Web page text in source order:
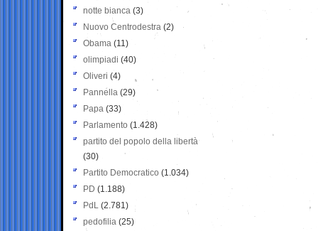
notte bianca (3)
Nuovo Centrodestra (2)
Obama (11)
olimpiadi (40)
Oliveri (4)
Pannella (29)
Papa (33)
Parlamento (1.428)
partito del popolo della libertà
(30)
Partito Democratico (1.034)
PD (1.188)
PdL (2.781)
pedofilia (25)